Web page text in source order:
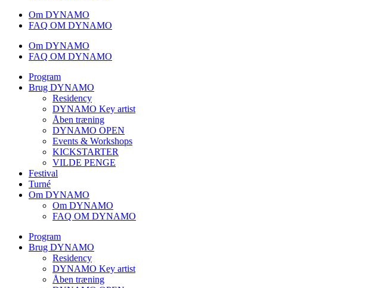
Om DYNAMO
FAQ OM DYNAMO
Om DYNAMO
FAQ OM DYNAMO
Program
Brug DYNAMO
Residency
DYNAMO Key artist
Åben træning
DYNAMO OPEN
Events & Workshops
KICKSTARTER
VILDE PENGE
Festival
Turné
Om DYNAMO
Om DYNAMO
FAQ OM DYNAMO
Program
Brug DYNAMO
Residency
DYNAMO Key artist
Åben træning